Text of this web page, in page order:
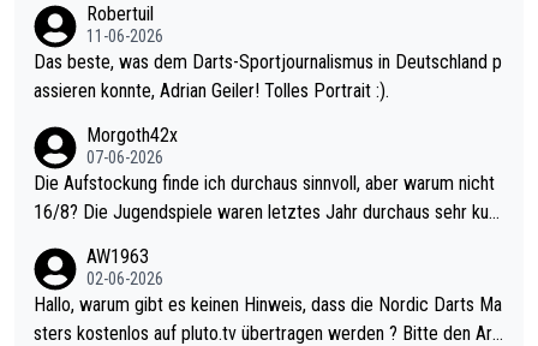
Robertuil
11-06-2026
Das beste, was dem Darts-Sportjournalismus in Deutschland p
assieren konnte, Adrian Geiler! Tolles Portrait :).
Morgoth42x
07-06-2026
Die Aufstockung finde ich durchaus sinnvoll, aber warum nicht
16/8? Die Jugendspiele waren letztes Jahr durchaus sehr kurz
Allerdings ist Mitchell Lawrie als Nummer 1 der Welt eh qualifi
ziert. Somit ändert die automatische Qualifikation des Weltmei
sters erstmal nichts. Ich denke sie wollen damit für nächstes J
AW1963
02-06-2026
Hallo, warum gibt es keinen Hinweis, dass die Nordic Darts Ma
sters kostenlos auf pluto.tv übertragen werden ? Bitte den Arti